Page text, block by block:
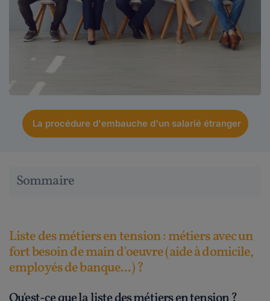
La procédure d'embauche d'un salarié étranger
Sommaire
Liste des métiers en tension : métiers avec un
fort besoin de main d'oeuvre (aide à domicile,
employés de banque...) ?